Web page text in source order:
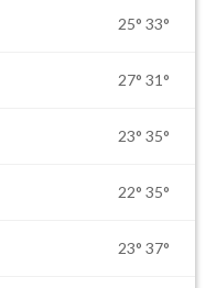
25° 33°
27° 31°
23° 35°
22° 35°
23° 37°